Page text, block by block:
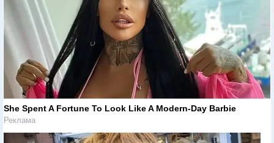
She Spent A Fortune To Look Like A Modern-Day Barbie
Реклама